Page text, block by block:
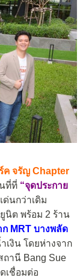
ค จรัญ Chapter
ที่ที่ “จุดประกาย
นกว่าเดิม
นิต พร้อม 2 ร้าน
ก MRT บางพลัด
เงิน โดยห่างจาก
ถานี Bang Sue
เชื่อมต่อ